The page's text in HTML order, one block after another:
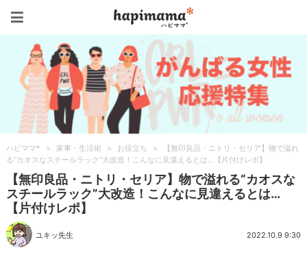
ハピママ* > 家事・生活術 > お役立ち >
【無印良品・ニトリ・セリア】物で溢れ
る“カオスなスチールラック”大改造！こんなに見違えるとは…【片付けレポ】
【無印良品・ニトリ・セリア】物で溢れる“カオスな
スチールラック”大改造！こんなに見違えるとは…
【片付けレポ】
ユキッ先生 2022.10.9 9:30